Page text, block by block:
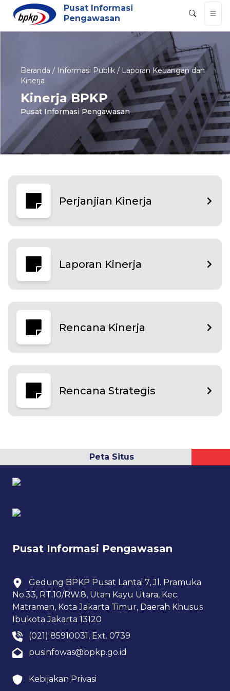
Pusat Informasi
Pengawasan
Beranda / Informasi Publik / Laporan Keuangan dan
Kinerja
Kinerja BPKP
Pusat Informasi Pengawasan
Perjanjian Kinerja
Laporan Kinerja
Rencana Kinerja
Rencana Strategis
Peta Situs
Pusat Informasi Pengawasan
Gedung BPKP Pusat Lantai 7, Jl. Pramuka
No.33, RT.10/RW.8, Utan Kayu Utara, Kec.
Matraman, Kota Jakarta Timur, Daerah Khusus
Ibukota Jakarta 13120
(021) 85910031, Ext. 0739
pusinfowas@bpkp.go.id
Kebijakan Privasi